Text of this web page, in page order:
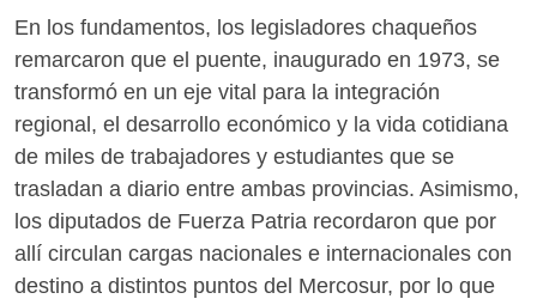
En los fundamentos, los legisladores chaqueños
remarcaron que el puente, inaugurado en 1973, se
transformó en un eje vital para la integración
regional, el desarrollo económico y la vida cotidiana
de miles de trabajadores y estudiantes que se
trasladan a diario entre ambas provincias. Asimismo,
los diputados de Fuerza Patria recordaron que por
allí circulan cargas nacionales e internacionales con
destino a distintos puntos del Mercosur, por lo que